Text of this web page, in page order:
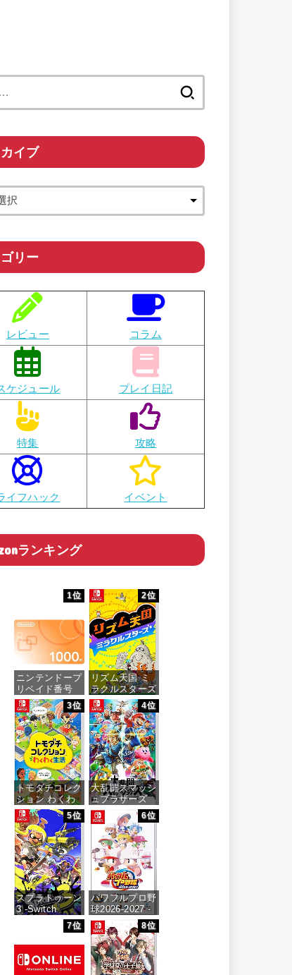
イブ
リー
レビュー コラム
ケジュール プレイ日記
特集 攻略
イフハック イベント
ランキング
1位
ニンテンドープ
リペイド番号
1000円|オンラ
インコード版
価格：¥1,000
2位
リズム天国 ミ
ラクルスターズ
-Switch
価格：¥5,645
3位
トモダチコレク
ション わくわ
く生活 -Switch
価格：¥6,144
4位
大乱闘スマッシ
ュブラザーズ
SPECIAL -
Switch
価格：¥6,473
5位
スプラトゥーン
3 -Switch
価格：¥5,536
6位
パワフルプロ野
球2026-2027 -
Switch
価格：¥6,927
7位 8位